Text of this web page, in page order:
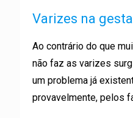
Varizes na
Ao contrário do que
não faz as varizes
um problema já
provavelmente, pelos